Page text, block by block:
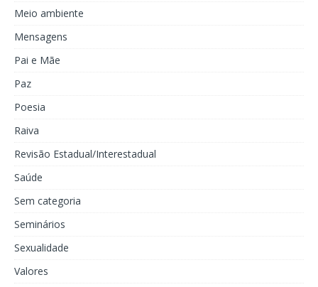
Meio ambiente
Mensagens
Pai e Mãe
Paz
Poesia
Raiva
Revisão Estadual/Interestadual
Saúde
Sem categoria
Seminários
Sexualidade
Valores